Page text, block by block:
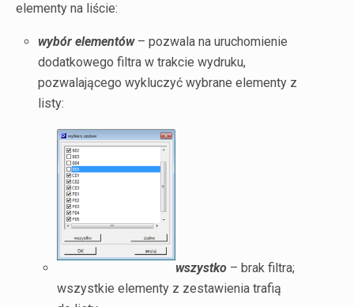
elementy na liście:
wybór elementów– pozwala na uruchomienie
dodatkowego filtra w trakcie wydruku,
pozwalającego wykluczyć wybrane elementy z
listy:
wszystko – brak filtra;
wszystkie elementy z zestawienia trafią